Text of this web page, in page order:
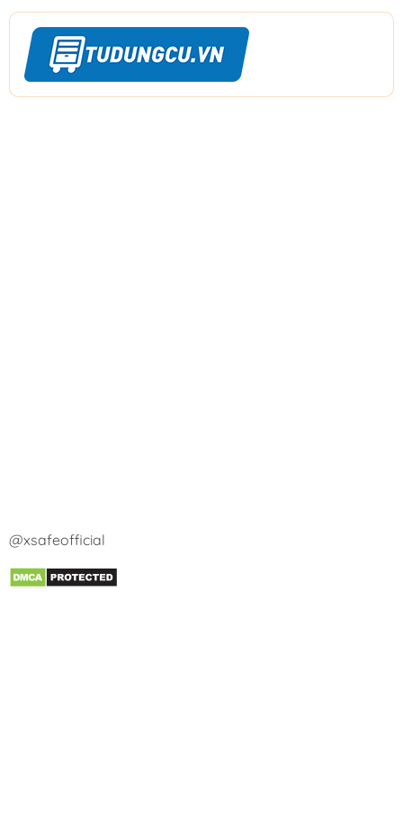
@xsafeofficial